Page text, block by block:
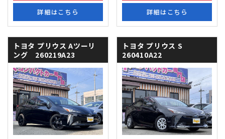
詳細はこちら 詳細はこちら
トヨタ プリウスAツーリ
ング 260219A23
トヨタ プリウス S
260410A22